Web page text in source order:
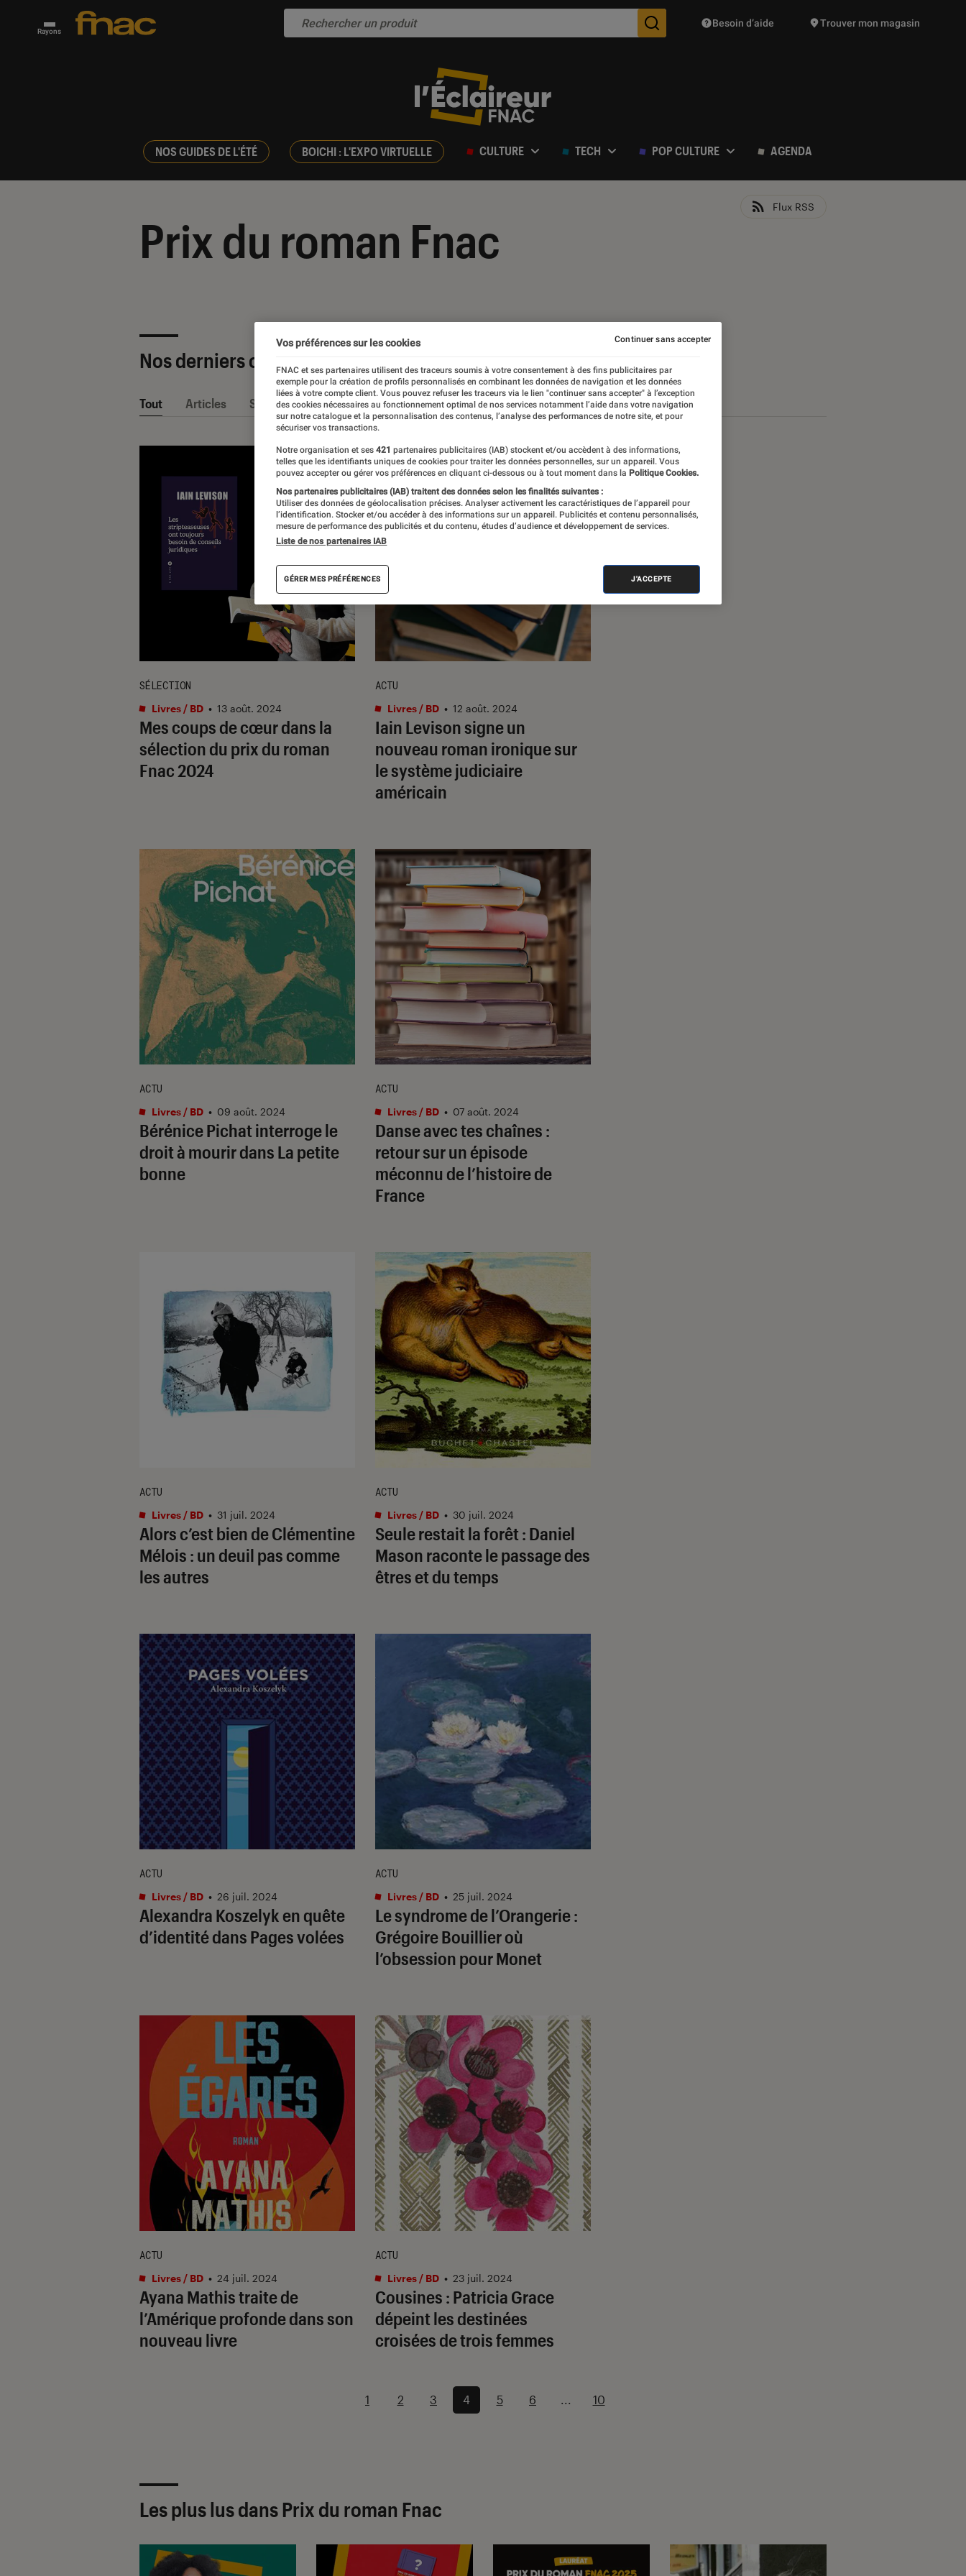
Rayons Des suggestions de produits vont vous être proposées
Besoin d’aide Trouver mon magasin
NOS GUIDES DE L'ÉTÉ BOICHI : L'EXPO VIRTUELLE CULTURE TECH POP CULTURE AGENDA
Prix du roman Fnac
Flux RSS
Nos derniers contenus
Tout Articles Sélections et guides
Mes coups de cœur dans la
sélection du prix du roman
Fnac 2024
SÉLECTION
Livres / BD • 13 août. 2024
Iain Levison signe un
nouveau roman ironique sur
le système judiciaire
américain
ACTU
Livres / BD • 12 août. 2024
Bérénice Pichat interroge le
droit à mourir dans La petite
bonne
ACTU
Livres / BD • 09 août. 2024
Danse avec tes chaînes :
retour sur un épisode
méconnu de l’histoire de
France
ACTU
Livres / BD • 07 août. 2024
Alors c’est bien de Clémentine
Mélois : un deuil pas comme
les autres
ACTU
Livres / BD • 31 juil. 2024
Seule restait la forêt : Daniel
Mason raconte le passage des
êtres et du temps
ACTU
Livres / BD • 30 juil. 2024
Alexandra Koszelyk en quête
d’identité dans Pages volées
ACTU
Livres / BD • 26 juil. 2024
Le syndrome de l’Orangerie :
Grégoire Bouillier où
l’obsession pour Monet
ACTU
Livres / BD • 25 juil. 2024
Ayana Mathis traite de
l’Amérique profonde dans son
nouveau livre
ACTU
Livres / BD • 24 juil. 2024
Cousines : Patricia Grace
dépeint les destinées
croisées de trois femmes
ACTU
Livres / BD • 23 juil. 2024
1 2 3 4 5 6 ... 10
Les plus lus dans Prix du roman Fnac
Vos préférences sur les cookies
FNAC et ses partenaires utilisent des traceurs soumis à votre consentement à des fins publicitaires par
exemple pour la création de profils personnalisés en combinant les données de navigation et les données
liées à votre compte client. Vous pouvez refuser les traceurs via le lien "continuer sans accepter" à l’exception
des cookies nécessaires au fonctionnement optimal de nos services notamment l’aide dans votre navigation
sur notre catalogue et la personnalisation des contenus, l’analyse des performances de notre site, et pour
sécuriser vos transactions.
Notre organisation et ses 421 partenaires publicitaires (IAB) stockent et/ou accèdent à des informations,
telles que les identifiants uniques de cookies pour traiter les données personnelles, sur un appareil. Vous
pouvez accepter ou gérer vos préférences en cliquant ci-dessous ou à tout moment dans la Politique Cookies.
Nos partenaires publicitaires (IAB) traitent des données selon les finalités suivantes :
Utiliser des données de géolocalisation précises. Analyser activement les caractéristiques de l’appareil pour
l’identification. Stocker et/ou accéder à des informations sur un appareil. Publicités et contenu personnalisés,
mesure de performance des publicités et du contenu, études d’audience et développement de services.
Liste de nos partenaires IAB
GÉRER MES PRÉFÉRENCES J'ACCEPTE
Continuer sans accepter